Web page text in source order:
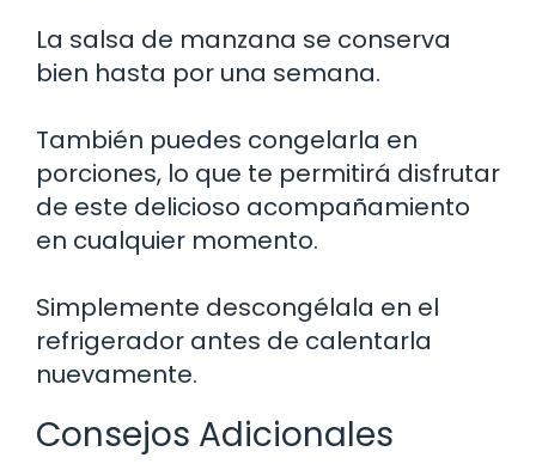
La salsa de manzana se conserva
bien hasta por una semana.
También puedes congelarla en
porciones, lo que te permitirá disfrutar
de este delicioso acompañamiento
en cualquier momento.
Simplemente descongélala en el
refrigerador antes de calentarla
nuevamente.
Consejos Adicionales